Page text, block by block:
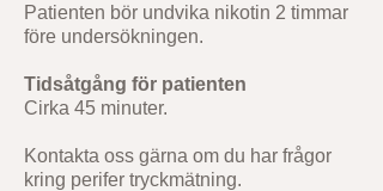
Patienten bör undvika nikotin 2 timmar
före undersökningen.
Tidsåtgång för patienten
Cirka 45 minuter.
Kontakta oss gärna om du har frågor
kring perifer tryckmätning.